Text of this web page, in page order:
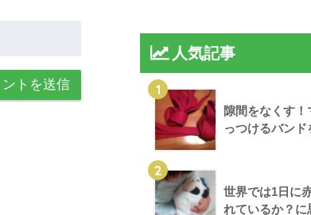
人気記事
1
隙間をなくす！
っつけるバンド
2
世界では1日に
れているか？に